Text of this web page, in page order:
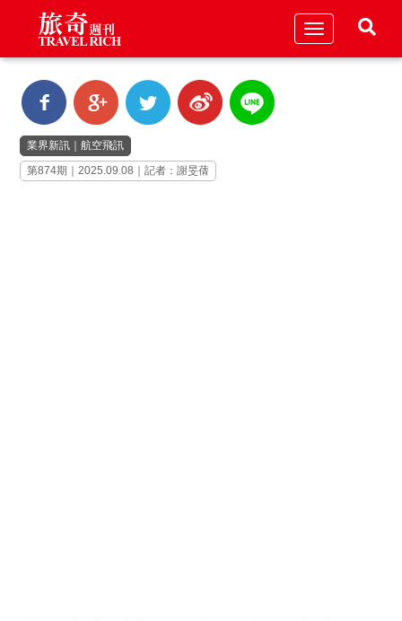
Toggle
業界新訊 ｜航空飛訊
第874期｜2025.09.08｜記者：謝旻蒨